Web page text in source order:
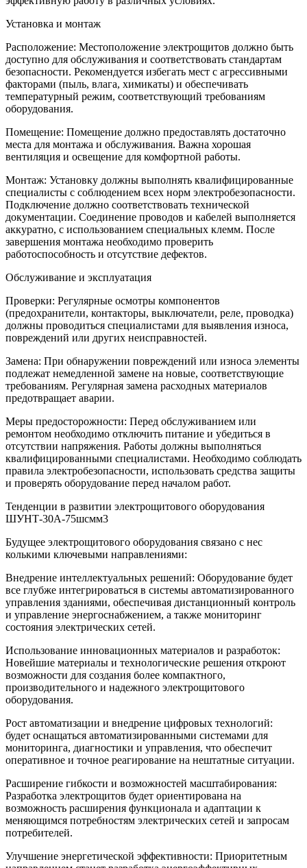
Установка и монтаж
Расположение: Местоположение электрощитов должно быть
доступно для обслуживания и соответствовать стандартам
безопасности. Рекомендуется избегать мест с агрессивными
факторами (пыль, влага, химикаты) и обеспечивать
температурный режим, соответствующий требованиям
оборудования.
Помещение: Помещение должно предоставлять достаточно
места для монтажа и обслуживания. Важна хорошая
вентиляция и освещение для комфортной работы.
Монтаж: Установку должны выполнять квалифицированные
специалисты с соблюдением всех норм электробезопасности.
Подключение должно соответствовать технической
документации. Соединение проводов и кабелей выполняется
аккуратно, с использованием специальных клемм. После
завершения монтажа необходимо проверить
работоспособность и отсутствие дефектов.
Обслуживание и эксплуатация
Проверки: Регулярные осмотры компонентов
(предохранители, контакторы, выключатели, реле, проводка)
должны проводиться специалистами для выявления износа,
повреждений или других неисправностей.
Замена: При обнаружении повреждений или износа элементы
подлежат немедленной замене на новые, соответствующие
требованиям. Регулярная замена расходных материалов
предотвращает аварии.
Меры предосторожности: Перед обслуживанием или
ремонтом необходимо отключить питание и убедиться в
отсутствии напряжения. Работы должны выполняться
квалифицированными специалистами. Необходимо соблюдать
правила электробезопасности, использовать средства защиты
и проверять оборудование перед началом работ.
Тенденции в развитии электрощитового оборудования
ШУНТ-30А-75шсмм3
Будущее электрощитового оборудования связано с нес
колькими ключевыми направлениями:
Внедрение интеллектуальных решений: Оборудование будет
все глубже интегрироваться в системы автоматизированного
управления зданиями, обеспечивая дистанционный контроль
и управление энергоснабжением, а также мониторинг
состояния электрических сетей.
Использование инновационных материалов и разработок:
Новейшие материалы и технологические решения откроют
возможности для создания более компактного,
производительного и надежного электрощитового
оборудования.
Рост автоматизации и внедрение цифровых технологий:
будет оснащаться автоматизированными системами для
мониторинга, диагностики и управления, что обеспечит
оперативное и точное реагирование на нештатные ситуации.
Расширение гибкости и возможностей масштабирования:
Разработка электрощитов будет ориентирована на
возможность расширения функционала и адаптации к
меняющимся потребностям электрических сетей и запросам
потребителей.
Улучшение энергетической эффективности: Приоритетным